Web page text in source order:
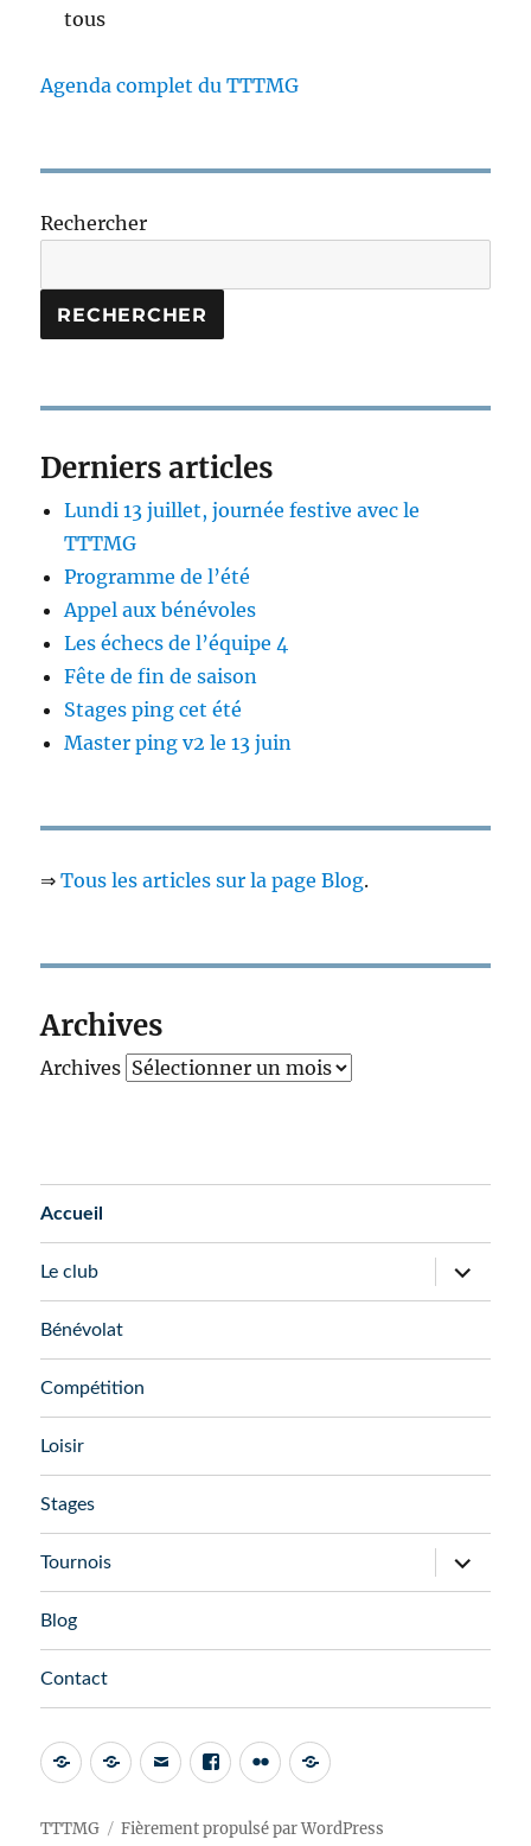
tous
Agenda complet du TTTMG
Rechercher
RECHERCHER
Derniers articles
Lundi 13 juillet, journée festive avec le
TTTMG
Programme de l’été
Appel aux bénévoles
Les échecs de l’équipe 4
Fête de fin de saison
Stages ping cet été
Master ping v2 le 13 juin
⇒Tous les articles sur la page Blog.
Archives
Archives
Accueil
Le club
Bénévolat
Compétition
Loisir
Stages
Tournois
Blog
Contact
TTTMG Fièrement propulsé par WordPress